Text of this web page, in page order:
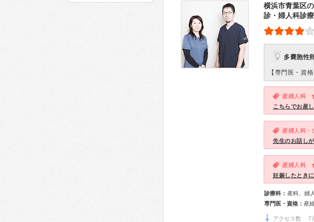
横浜市青葉区
診・婦人科診
多嚢胞性
【専門医・資格
産婦人科
こちらでお産
産婦人科・
先生のお話し
産婦人科
妊娠したとき
診療科： 産科、婦
専門医・資格：
アクセス数 7